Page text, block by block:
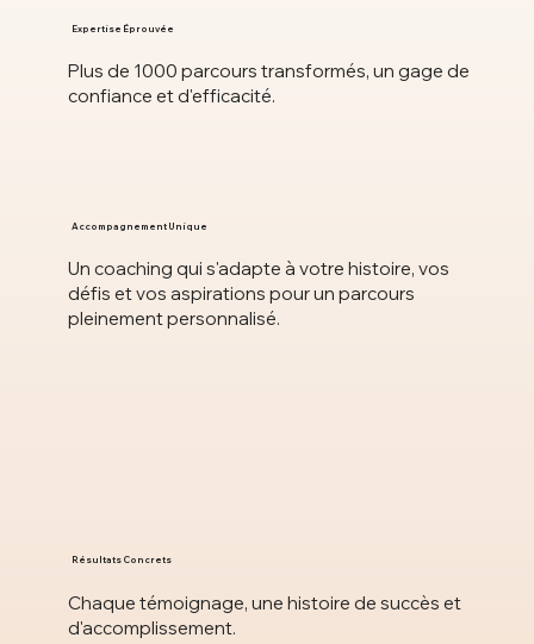
Plus de 1000 parcours transformés, un gage de
confiance et d'efficacité.
Expertise Éprouvée
Un coaching qui s'adapte à votre histoire, vos
défis et vos aspirations pour un parcours
pleinement personnalisé.
Accompagnement Unique
Chaque témoignage, une histoire de succès et
d'accomplissement.
Résultats Concrets